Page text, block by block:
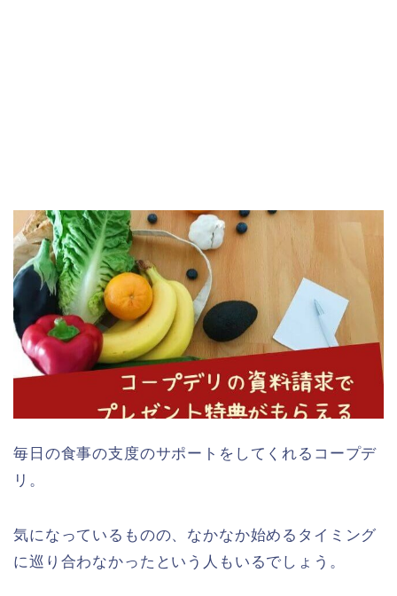
毎日の食事の支度のサポートをしてくれるコープデ
リ。
気になっているものの、なかなか始めるタイミング
に巡り合わなかったという人もいるでしょう。